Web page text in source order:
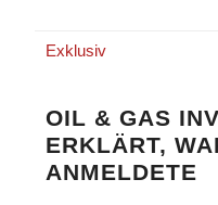
Exklusiv
OIL & GAS
ERKLÄRT,
ANMELDETE